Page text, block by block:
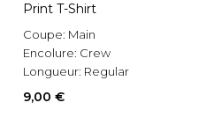
Print T-Shirt
Coupe: Main
Encolure: Crew
Longueur: Regular
9,00 €